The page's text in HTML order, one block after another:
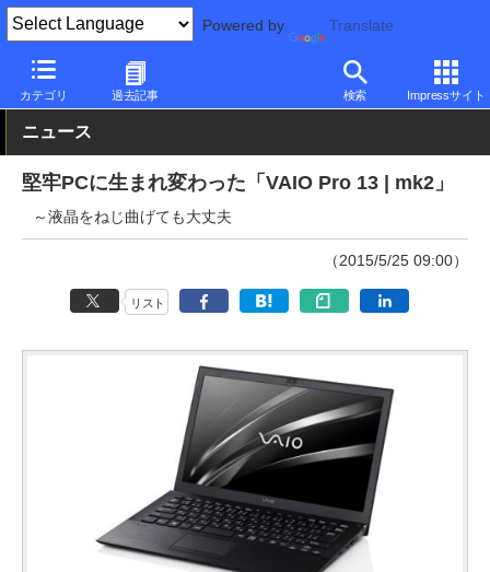
Powered by Translate
カテゴリ 過去記事 検索 Impressサイト
PC Watch パソコン/タブレット/スマートフォン モバイルノート
ニュース
堅牢PCに生まれ変わった「VAIO Pro 13 | mk2」
～液晶をねじ曲げても大丈夫
（2015/5/25 09:00）
リスト